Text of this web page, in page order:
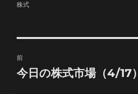
稿
株式
稿
前
前
今日の株式市場（4/17）